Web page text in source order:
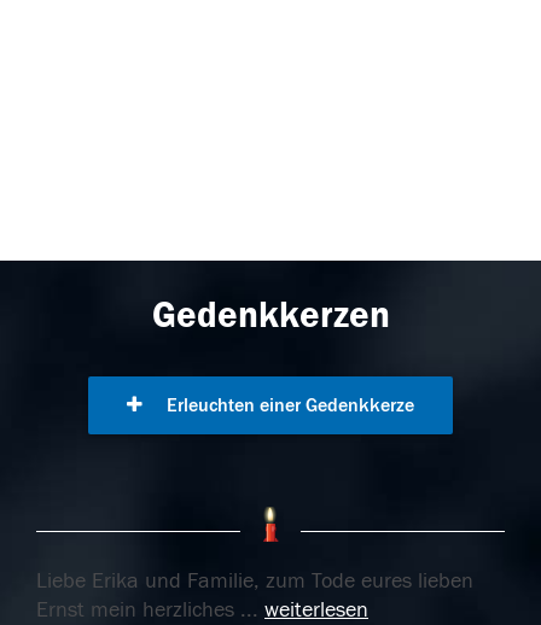
Gedenkkerzen
Erleuchten einer Gedenkkerze
Liebe Erika und Familie, zum Tode eures lieben
Ernst mein herzliches ... weiterlesen